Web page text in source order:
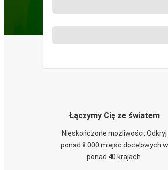
Łączymy Cię ze światem
Nieskończone możliwości. Odkryj
ponad 8 000 miejsc docelowych w
ponad 40 krajach.